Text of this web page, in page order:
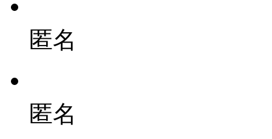
匿名
匿名